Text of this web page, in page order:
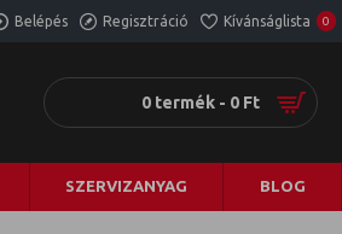
Belépés Regisztráció Kívánságlista 0
0 termék - 0 Ft
SZERVIZANYAG BLOG